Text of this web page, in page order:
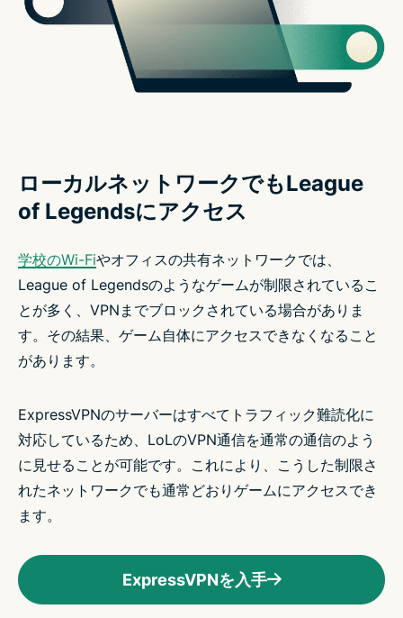
ローカルネットワークでもLeague
of Legendsにアクセス
学校のWi-Fiやオフィスの共有ネットワークでは、
League of Legendsのようなゲームが制限されているこ
とが多く、VPNまでブロックされている場合がありま
す。その結果、ゲーム自体にアクセスできなくなること
があります。
ExpressVPNのサーバーはすべてトラフィック難読化に
対応しているため、LoLのVPN通信を通常の通信のよう
に見せることが可能です。これにより、こうした制限さ
れたネットワークでも通常どおりゲームにアクセスでき
ます。
ExpressVPNを入手